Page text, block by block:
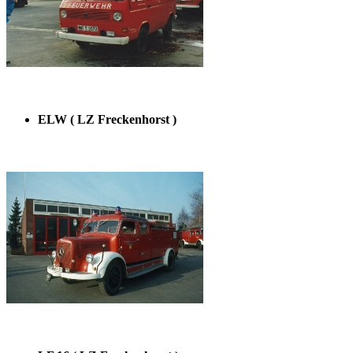
ELW ( LZ Freckenhorst )